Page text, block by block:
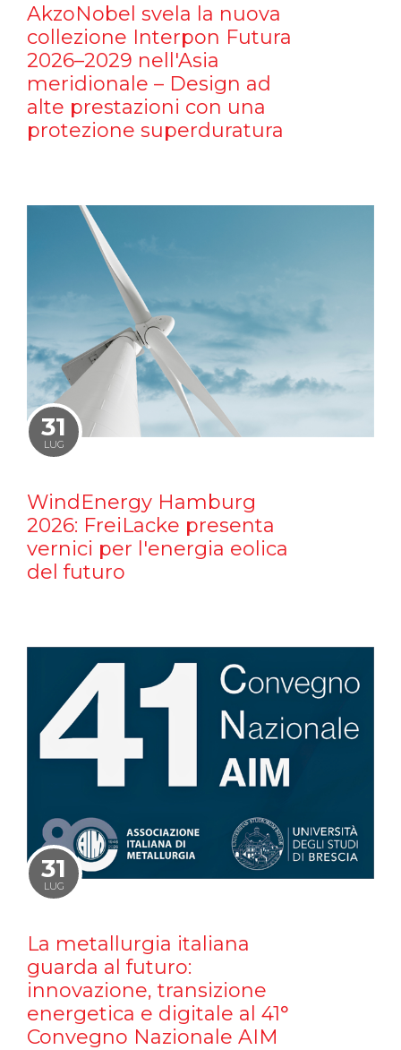
AkzoNobel svela la nuova
collezione Interpon Futura
2026–2029 nell'Asia
meridionale – Design ad
alte prestazioni con una
protezione superduratura
31
LUG
WindEnergy Hamburg
2026: FreiLacke presenta
vernici per l'energia eolica
del futuro
31
LUG
La metallurgia italiana
guarda al futuro:
innovazione, transizione
energetica e digitale al 41°
Convegno Nazionale AIM